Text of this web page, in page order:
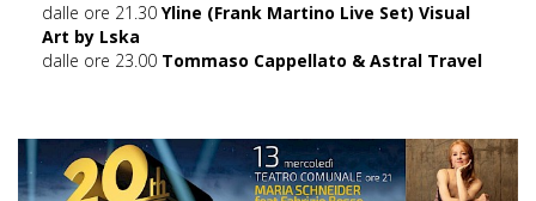
dalle ore 21.30 Yline (Frank Martino Live Set) Visual
Art by Lska
dalle ore 23.00 Tommaso Cappellato & Astral Travel